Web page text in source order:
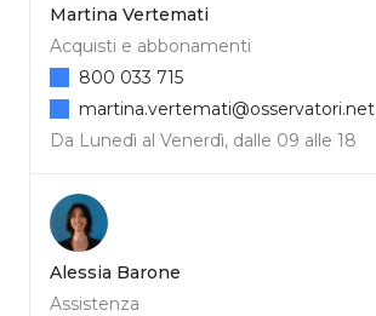
Martina Vertemati
Acquisti e abbonamenti
Da Lunedì al Venerdì, dalle 09 alle 18
800 033 715
martina.vertemati@osservatori.net
Alessia Barone
Assistenza